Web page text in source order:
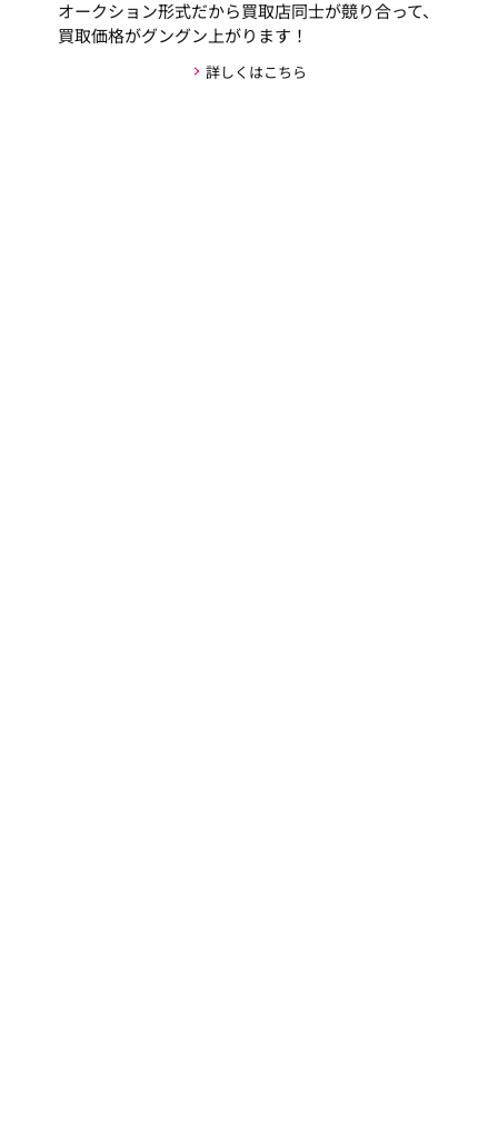
オークション形式だから買取店同士が競り合って、
買取価格がグングン上がります！
詳しくはこちら